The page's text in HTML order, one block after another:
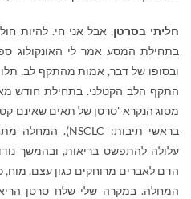
חליתי בסרטן, אבל אני חי. להיות
בתחילת המסע אמר לי האונקולוג
ובסופו של דבר, אמות מהתקף לב,
מסוג הנקרא 'סרטן של תאים שאינם
בראשי תיבות: NSCLC). המחלה
עלולה להתפשט בריאות, ובהמשך
הדם לאברים מרוחקים כגון עצם, מוח,
המחלה. במקרה שלי שלח סרטן